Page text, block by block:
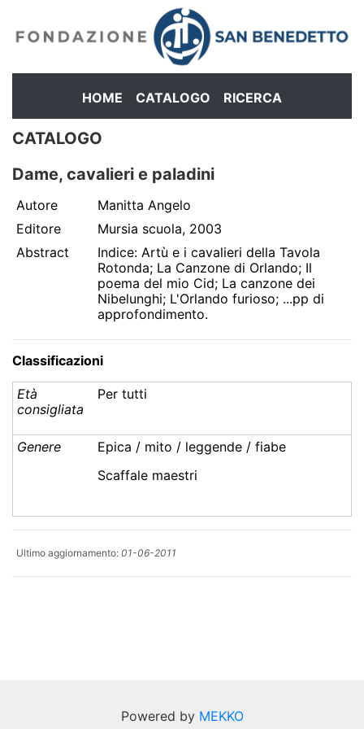
HOME CATALOGO RICERCA
CATALOGO
Dame, cavalieri e paladini
Autore
Manitta Angelo
Editore
Mursia scuola, 2003
Abstract
Indice: Artù e i cavalieri della Tavola
Rotonda; La Canzone di Orlando; Il
poema del mio Cid; La canzone dei
Nibelunghi; L'Orlando furioso; ...pp di
approfondimento.
Classificazioni
Età
consigliata
Per tutti
Genere
Epica / mito / leggende / fiabe
Scaffale maestri
Ultimo aggiornamento: 01-06-2011
Powered by MEKKO